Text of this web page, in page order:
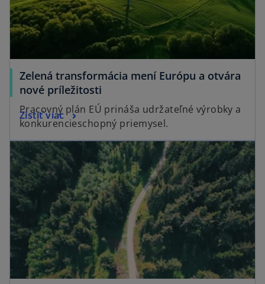
Zelená transformácia mení Európu a otvára
nové príležitosti
Pracovný plán EÚ prináša udržateľné výrobky a
konkurencieschopný priemysel.
Zistiť viac